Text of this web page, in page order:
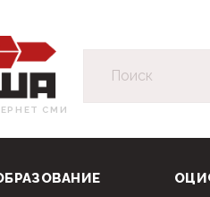
СМИ